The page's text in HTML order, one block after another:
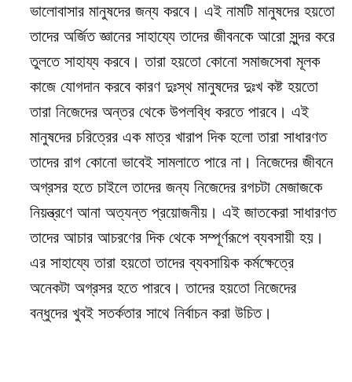
ভালোবাসার মানুষদের জন্য করবে। এই নামটি মানুষদের হয়তো
তাদের অর্জিত জ্ঞানের সাহায্যে তাদের জীবনকে আরো সুন্দর করে
তুলতে সাহায্য করবে। তারা হয়তো কোনো সমাজসেবা মূলক
কাজে যোগদান করবে কারণ দুঃস্থ মানুষদের দুঃখ কষ্ট হয়তো
তারা নিজেদের অন্তর থেকে উপলব্ধি করতে পারবে। এই
মানুষদের চরিত্রের এক মাত্র খারাপ দিক হলো তারা সাধারণত
তাদের রাগ কোনো ভাবেই সামলাতে পারে না। নিজেদের জীবনে
অগ্রসর হতে চাইলে তাদের জন্য নিজেদের রগচটা মেজাজকে
নিয়ন্ত্রণে আনা অত্যন্ত প্রয়োজনীয়। এই জাতকেরা সাধারণত
তাদের আচার আচরণের দিক থেকে সম্পূর্ণরূপে ব্যবসায়ী হয়।
এর সাহায্যে তারা হয়তো তাদের ব্যবসায়িক কর্মক্ষেত্রে
অনেকটা অগ্রসর হতে পারবে। তাদের হয়তো নিজেদের
বন্ধুদের খুবই সতর্কতার সাথে নির্বাচন করা উচিত।